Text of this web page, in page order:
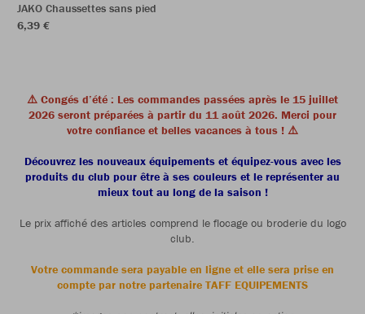
JAKO Chaussettes sans pied
6,39 €
⚠️ Congés d’été : Les commandes passées après le 15 juillet
2026 seront préparées à partir du 11 août 2026. Merci pour
votre confiance et belles vacances à tous ! ⚠️
Découvrez les nouveaux équipements et équipez-vous avec les
produits du club pour être à ses couleurs et le représenter au
mieux tout au long de la saison !
Le prix affiché des articles comprend le flocage ou broderie du logo
club.
Votre commande sera payable en ligne et elle sera prise en
compte par notre partenaire TAFF EQUIPEMENTS